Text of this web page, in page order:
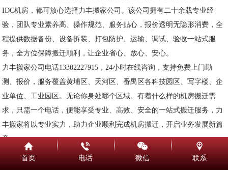
IDC机房，都可放心选择力丰搬家公司。该公司拥有二十余载专业经
验，团队专业素养高、操作规范、服务贴心，报价透明无隐形消费，全
程提供数据备份、设备拆装、打包防护、运输、调试、验收一站式服
务，全方位保障搬迁顺利，让企业省心、放心、安心。
力丰搬家公司电话13302227915，24小时在线咨询，支持免费上门勘
测、报价，服务覆盖黄埔区、天河区、番禺区各科技园区、写字楼、企
业单位、工业园区。无论你身处哪个区域、有着什么样的机房搬迁需
求，只需一个电话，便能享受专业、高效、安全的一站式搬迁服务，力
丰搬家将以专业实力，助力企业顺利完成机房搬迁，开启业务发展新篇
章。
最后提醒各位企业负责人，机房搬迁前，务必提前筛选搬迁团队，通过
首页 电话 微信 联系